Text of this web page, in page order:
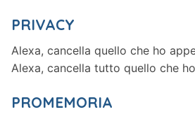
PRIVACY
Alexa, cancella quello che ho
Alexa, cancella tutto quello che
PROMEMORIA